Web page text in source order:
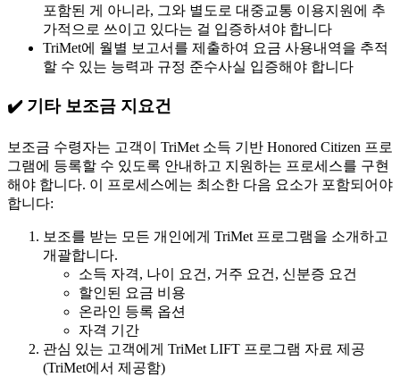
포함된 게 아니라, 그와 별도로 대중교통 이용지원에 추
가적으로 쓰이고 있다는 걸 입증하셔야 합니다
TriMet에 월별 보고서를 제출하여 요금 사용내역을 추적
할 수 있는 능력과 규정 준수사실 입증해야 합니다
✔️ 기타 보조금 지요건
보조금 수령자는 고객이 TriMet 소득 기반 Honored Citizen 프로
그램에 등록할 수 있도록 안내하고 지원하는 프로세스를 구현
해야 합니다. 이 프로세스에는 최소한 다음 요소가 포함되어야
합니다:
보조를 받는 모든 개인에게 TriMet 프로그램을 소개하고
개괄합니다.
소득 자격, 나이 요건, 거주 요건, 신분증 요건
할인된 요금 비용
온라인 등록 옵션
자격 기간
관심 있는 고객에게 TriMet LIFT 프로그램 자료 제공
(TriMet에서 제공함)